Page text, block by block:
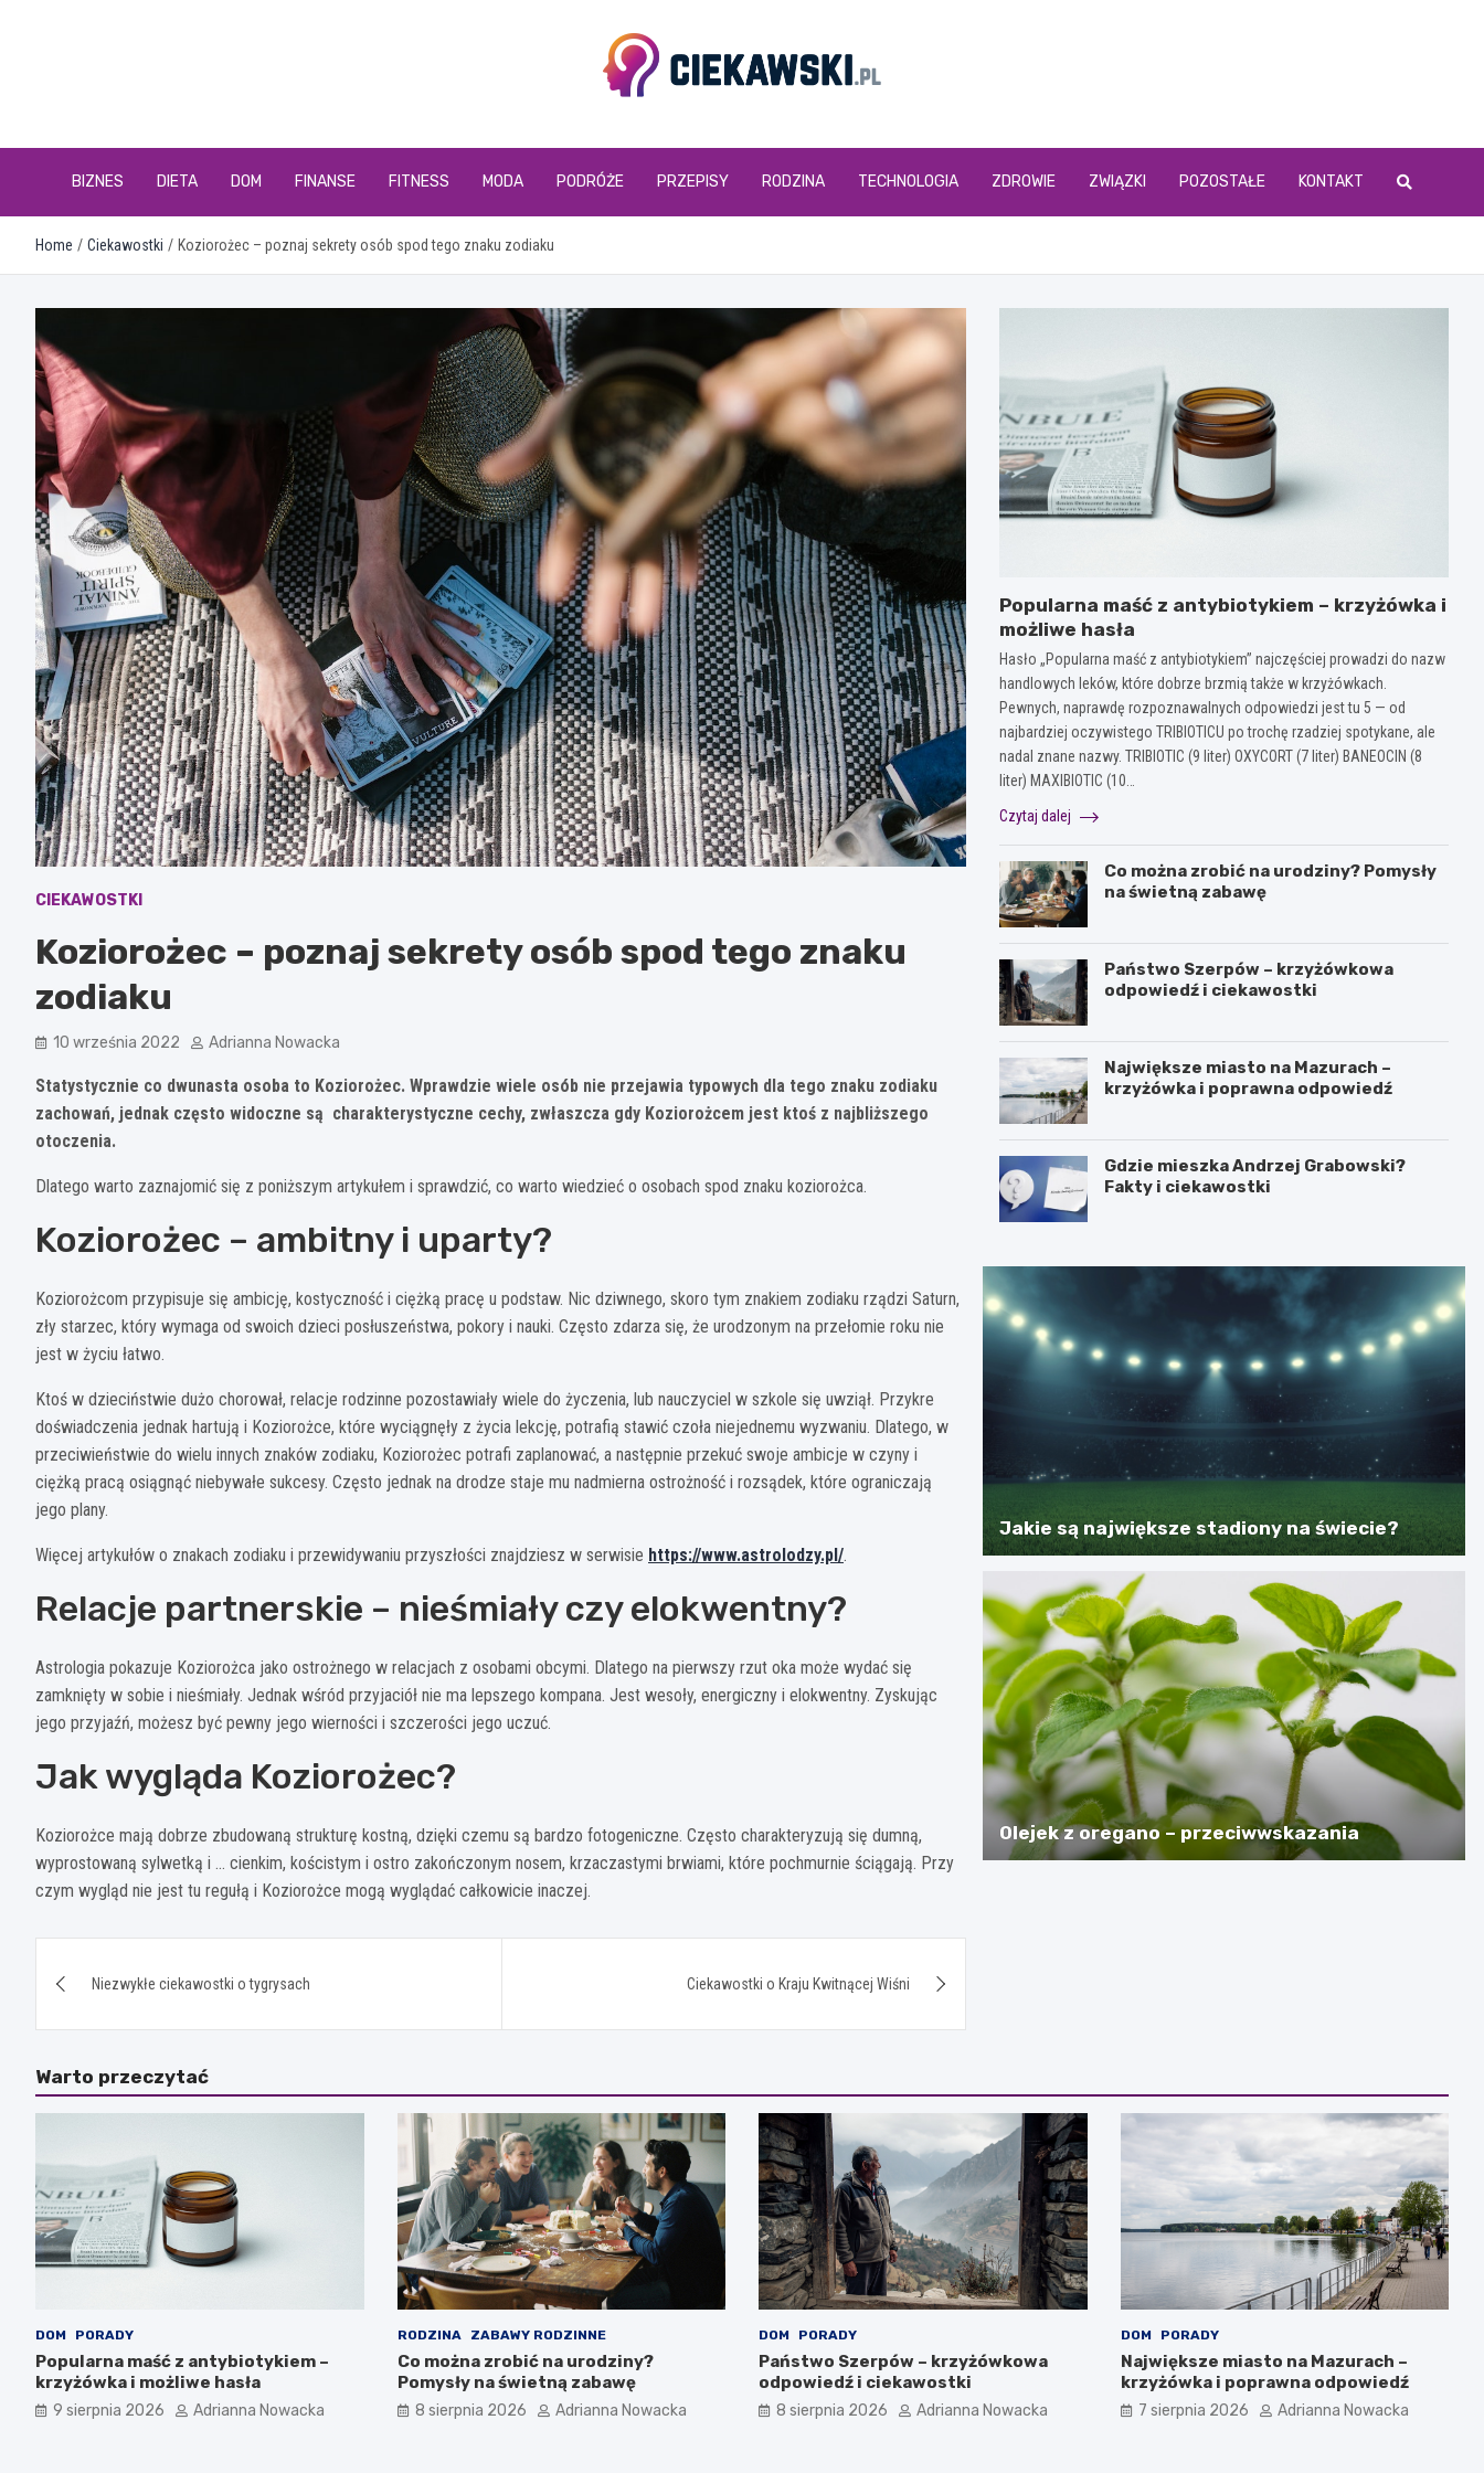
ciekawski.pl
BIZNES DIETA DOM FINANSE FITNESS MODA PODRÓŻE PRZEPISY RODZINA TECHNOLOGIA ZDROWIE ZWIĄZKI POZOSTAŁE KONTAKT
Home Ciekawostki Koziorożec – poznaj sekrety osób spod tego znaku zodiaku
CIEKAWOSTKI
Koziorożec – poznaj sekrety osób spod tego znaku
zodiaku
10 września 2022 Adrianna Nowacka
Statystycznie co dwunasta osoba to Koziorożec. Wprawdzie wiele osób nie przejawia typowych dla tego znaku zodiaku
zachowań, jednak często widoczne są charakterystyczne cechy, zwłaszcza gdy Koziorożcem jest ktoś z najbliższego
otoczenia.
Dlatego warto zaznajomić się z poniższym artykułem i sprawdzić, co warto wiedzieć o osobach spod znaku koziorożca.
Koziorożec – ambitny i uparty?
Koziorożcom przypisuje się ambicję, kostyczność i ciężką pracę u podstaw. Nic dziwnego, skoro tym znakiem zodiaku rządzi Saturn,
zły starzec, który wymaga od swoich dzieci posłuszeństwa, pokory i nauki. Często zdarza się, że urodzonym na przełomie roku nie
jest w życiu łatwo.
Ktoś w dzieciństwie dużo chorował, relacje rodzinne pozostawiały wiele do życzenia, lub nauczyciel w szkole się uwziął. Przykre
doświadczenia jednak hartują i Koziorożce, które wyciągnęły z życia lekcję, potrafią stawić czoła niejednemu wyzwaniu. Dlatego, w
przeciwieństwie do wielu innych znaków zodiaku, Koziorożec potrafi zaplanować, a następnie przekuć swoje ambicje w czyny i
ciężką pracą osiągnąć niebywałe sukcesy. Często jednak na drodze staje mu nadmierna ostrożność i rozsądek, które ograniczają
jego plany.
Więcej artykułów o znakach zodiaku i przewidywaniu przyszłości znajdziesz w serwisie https://www.astrolodzy.pl/.
Relacje partnerskie – nieśmiały czy elokwentny?
Astrologia pokazuje Koziorożca jako ostrożnego w relacjach z osobami obcymi. Dlatego na pierwszy rzut oka może wydać się
zamknięty w sobie i nieśmiały. Jednak wśród przyjaciół nie ma lepszego kompana. Jest wesoły, energiczny i elokwentny. Zyskując
jego przyjaźń, możesz być pewny jego wierności i szczerości jego uczuć.
Jak wygląda Koziorożec?
Koziorożce mają dobrze zbudowaną strukturę kostną, dzięki czemu są bardzo fotogeniczne. Często charakteryzują się dumną,
wyprostowaną sylwetką i … cienkim, kościstym i ostro zakończonym nosem, krzaczastymi brwiami, które pochmurnie ściągają. Przy
czym wygląd nie jest tu regułą i Koziorożce mogą wyglądać całkowicie inaczej.
wpisuNiezwykłe ciekawostki o tygrysach Ciekawostki o Kraju Kwitnącej Wiśni
Popularna maść z antybiotykiem – krzyżówka i
możliwe hasła
Hasło „Popularna maść z antybiotykiem” najczęściej prowadzi do nazw
handlowych leków, które dobrze brzmią także w krzyżówkach.
Pewnych, naprawdę rozpoznawalnych odpowiedzi jest tu 5 — od
najbardziej oczywistego TRIBIOTICU po trochę rzadziej spotykane, ale
nadal znane nazwy. TRIBIOTIC (9 liter) OXYCORT (7 liter) BANEOCIN (8
liter) MAXIBIOTIC (10…
Czytaj dalej
Co można zrobić na urodziny? Pomysły
na świetną zabawę
Państwo Szerpów – krzyżówkowa
odpowiedź i ciekawostki
Największe miasto na Mazurach –
krzyżówka i poprawna odpowiedź
Gdzie mieszka Andrzej Grabowski?
Fakty i ciekawostki
Jakie są największe stadiony na świecie?
Olejek z oregano – przeciwwskazania
Warto przeczytać
DOM PORADY
Popularna maść z antybiotykiem –
krzyżówka i możliwe hasła
9 sierpnia 2026 Adrianna Nowacka
RODZINA ZABAWY RODZINNE
Co można zrobić na urodziny?
Pomysły na świetną zabawę
8 sierpnia 2026 Adrianna Nowacka
DOM PORADY
Państwo Szerpów – krzyżówkowa
odpowiedź i ciekawostki
8 sierpnia 2026 Adrianna Nowacka
DOM PORADY
Największe miasto na Mazurach –
krzyżówka i poprawna odpowiedź
7 sierpnia 2026 Adrianna Nowacka